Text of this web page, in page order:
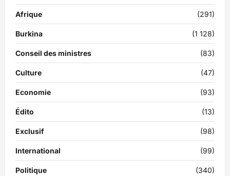
Afrique (291)
Burkina (1 128)
Conseil des ministres (83)
Culture (47)
Economie (93)
Édito (13)
Exclusif (98)
International (99)
Politique (340)